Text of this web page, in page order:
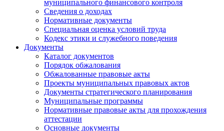
муниципального финансового контроля
Сведения о доходах
Нормативные документы
Специальная оценка условий труда
Кодекс этики и служебного поведения
Документы
Каталог документов
Порядок обжалования
Обжалованные правовые акты
Проекты муниципальных правовых актов
Документы стратегического планирования
Муниципальные программы
Нормативные правовые акты для прохождения
аттестации
Основные документы